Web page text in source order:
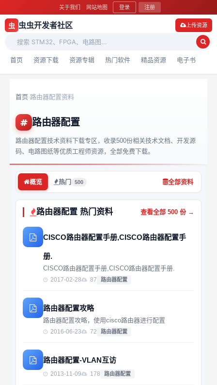
关于我们 网站地图 登录 注册
虫 虫虫开发者社区
首页 资源下载 资源专辑 热门软件 精品资源 电子书
上传资源
首页›路由器配置资料
路由器配置
路由器配置技术资料下载专区，收录500份相关技术文档、开发源
码、电路图纸等优质工程师资源，全部免费下载。
概览 热门 500 全部资料
路由器配置 热门资料 查看全部 500 份 →
CISCO路由器配置手册,CISCO路由器配置手
册.
CISCO路由器配置手册,CISCO路由器配置手册.
2017-02-28 87 路由器配置
路由器配置攻略
路由器配置攻略，使用cisco路由器进行配置
2016-06-23 72 路由器配置
路由器配置-VLAN互访
2013-11-09 178 路由器配置